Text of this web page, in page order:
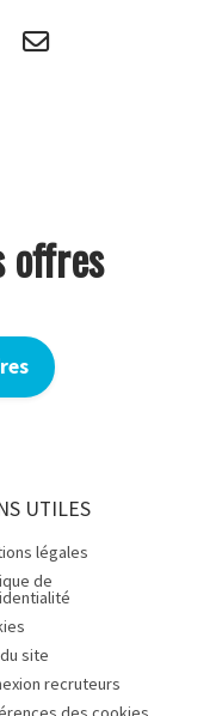
offres
UTILES
légales
de
site
recruteurs